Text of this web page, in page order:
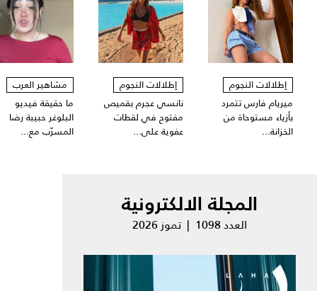
إطلالات النجوم
ميريام فارس تتمرد
بأزياء مستوحاة من
الخزانة...
إطلالات النجوم
نانسي عجرم بقميص
مفتوح في لقطات
عفوية على...
مشاهير العرب
ما حقيقة فيديو
البلوغر حبيبة رضا
المسرّب مع...
المجلة الالكترونية
العدد 1098 | تموز 2026